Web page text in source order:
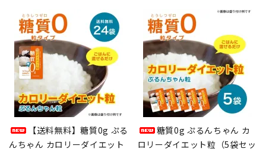
【送料無料】糖質0g ぷる
んちゃん カロリーダイエット
糖質0g ぷるんちゃん カ
ロリーダイエット粒（5袋セッ